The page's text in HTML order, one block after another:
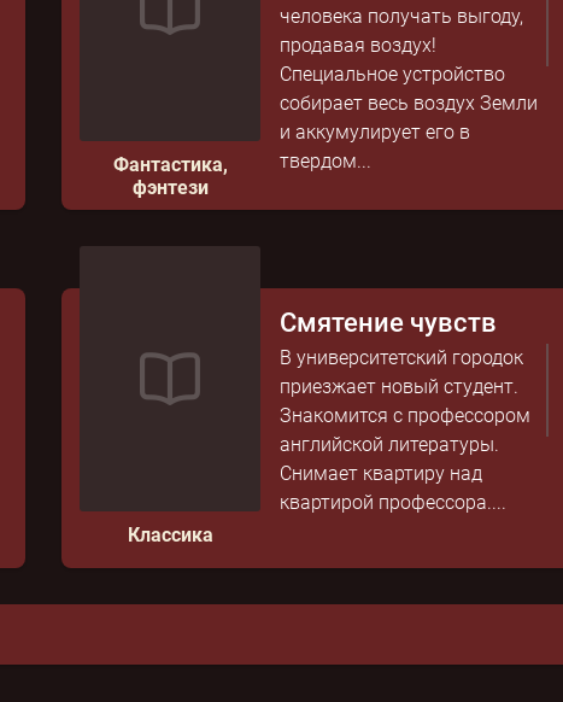
Фантастика,
фэнтези
человека получать выгоду,
продавая воздух!
Специальное устройство
собирает весь воздух Земли
и аккумулирует его в
твердом...
Классика
Смятение чувств
В университетский городок
приезжает новый студент.
Знакомится с профессором
английской литературы.
Снимает квартиру над
квартирой профессора....